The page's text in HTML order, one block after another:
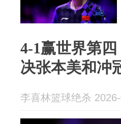
4-1赢世界第
决张本美和冲
李喜林篮球绝杀